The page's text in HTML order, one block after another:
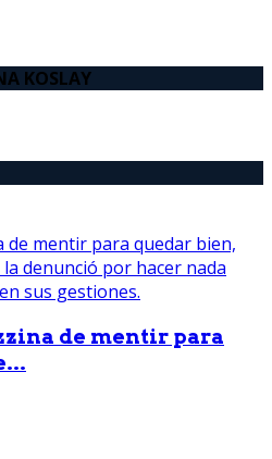
KOSLAY
de mentir para